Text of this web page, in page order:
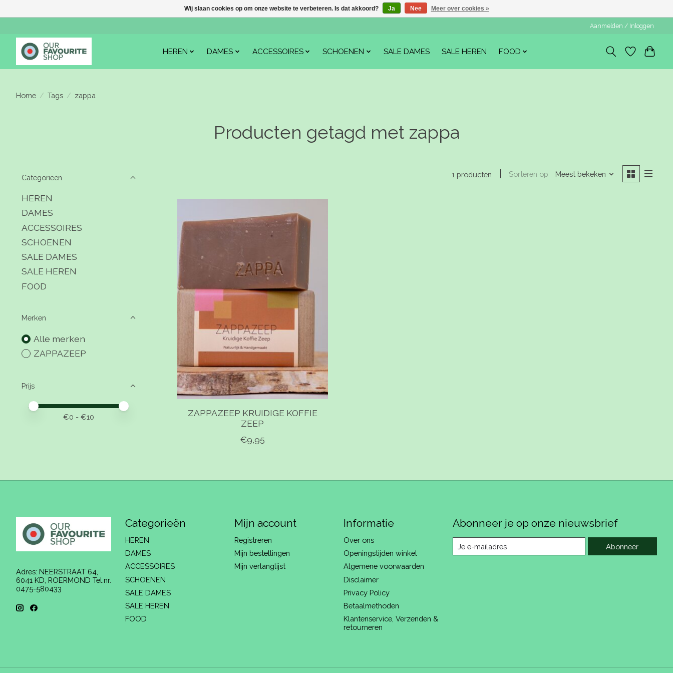
Aanmelden / Inloggen
HEREN DAMES ACCESSOIRES SCHOENEN SALE DAMES SALE HEREN FOOD
Home / Tags / zappa
Producten getagd met zappa
Categorieën
HEREN
DAMES
ACCESSOIRES
SCHOENEN
SALE DAMES
SALE HEREN
FOOD
Merken
Alle merken
ZAPPAZEEP
Prijs
Minimale prijswaarde
Price maximum value
€0 - €10
1 producten Sorteren op Meest bekeken
ZAPPAZEEP KRUIDIGE KOFFIE
ZEEP
€9,95
Adres: NEERSTRAAT 64,
6041 KD, ROERMOND Tel.nr.
0475-580433
Categorieën
HEREN
DAMES
ACCESSOIRES
SCHOENEN
SALE DAMES
SALE HEREN
FOOD
Mijn account
Registreren
Mijn bestellingen
Mijn verlanglijst
Informatie
Over ons
Openingstijden winkel
Algemene voorwaarden
Disclaimer
Privacy Policy
Betaalmethoden
Klantenservice, Verzenden &
retourneren
Abonneer je op onze nieuwsbrief
Abonneer
Wij slaan cookies op om onze website te verbeteren. Is dat akkoord? Ja Nee Meer over cookies »